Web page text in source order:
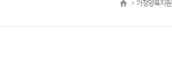
가정양육지원